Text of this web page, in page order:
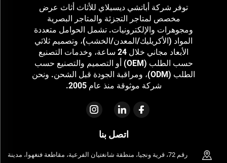
توفر شركة أباتشي ديسبلاي للأثاث أثاث عرض
مخصص لمتاجر التجزئة والمتاجر البصرية
ومجوهرات والإلكترونيات. تشمل الحوامل متعددة
المواد (الأكريليك/المعدن/الخشب)، وتصميم ثلاثي
الأبعاد مجاني خلال 24 ساعة، وخدمات التصنيع
حسب الطلب (OEM) أو التصميم والتصنيع حسب
الطلب (ODM)، ومراقبة الجودة قبل الشحن. ونحن
شركة موثوقة منذ عام 2005.
اتصل بنا
رقم 72، قرية ونجيا، منطقة شانغتيان الفرعية، مقاطعة فنغهوا، مدينة